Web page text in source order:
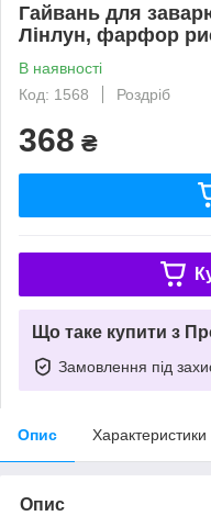
Гайвань для
Лінлун, фарфор
В наявності
Код: 1568
Роздріб
368 ₴
Що таке купити з
Замовлення під
Опис Характеристики
Опис